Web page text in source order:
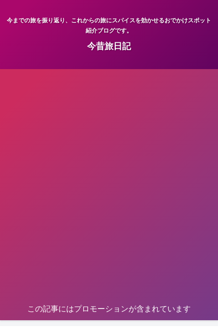
今までの旅を振り返り、これからの旅にスパイスを効かせるおでかけスポット
紹介ブログです。
今昔旅日記
この記事にはプロモーションが含まれています